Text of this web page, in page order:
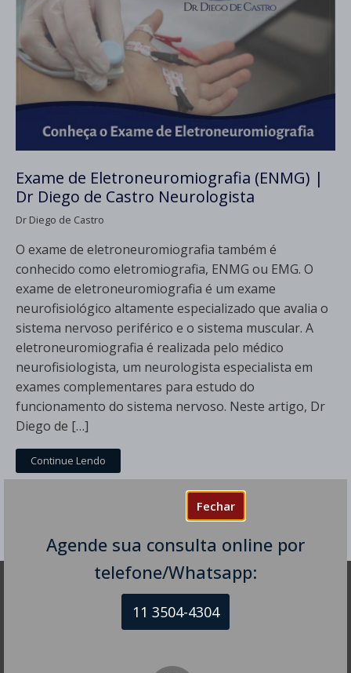
Fechar
Agende sua consulta online por
telefone/Whatsapp:
11 3504-4304
Exame de Eletroneuromiografia (ENMG) |
Dr Diego de Castro Neurologista
Dr Diego de Castro
O exame de eletroneuromiografia também é
conhecido como eletromiografia, ENMG ou EMG. O
exame de eletroneuromiografia é um exame
neurofisiológico altamente especializado que avalia o
sistema nervoso periférico e o sistema muscular. A
eletroneuromiografia é realizada pelo médico
neurofisiologista, um neurologista especialista em
exames complementares para estudo do
funcionamento do sistema nervoso. Neste artigo, Dr
Diego de […]
Continue Lendo